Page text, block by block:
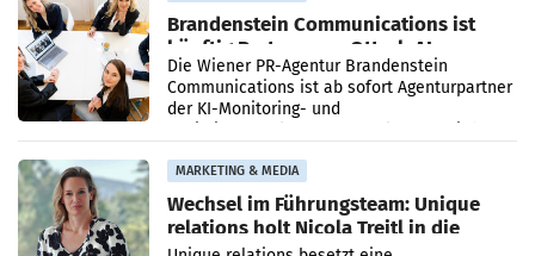
Brandenstein Communications ist
künftig Partner von OtterlyAI
Die Wiener PR-Agentur Brandenstein
Communications ist ab sofort Agenturpartner
der KI-Monitoring- und
MARKETING & MEDIA
Wechsel im Führungsteam: Unique
relations holt Nicola Treitl in die
Geschäftsleitung